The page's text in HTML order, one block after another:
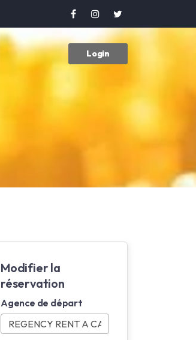
Login
Modifier la
réservation
Agence de départ